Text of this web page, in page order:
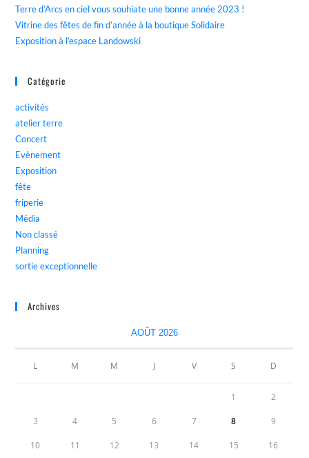
Terre d’Arcs en ciel vous souhiate une bonne année 2023 !
Vitrine des fêtes de fin d’année à la boutique Solidaire
Exposition à l’espace Landowski
Catégorie
activités
atelier terre
Concert
Evènement
Exposition
fête
friperie
Média
Non classé
Planning
sortie exceptionnelle
Archives
AOÛT 2026
L M M J V S D
1 2
3 4 5 6 7 8 9
10 11 12 13 14 15 16